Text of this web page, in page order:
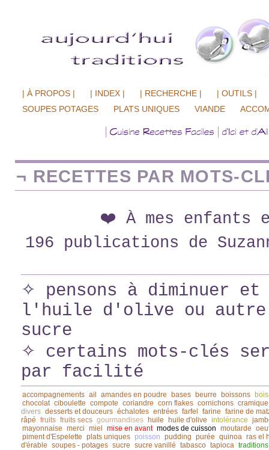
| À PROPOS | | INDEX | | RECHERCHE |
| OUTILS |
SOUPES POTAGES
PLATS UNIQUES VIANDE
¬ RECETTES PAR MOTS-
❤️ À mes enfants
196 publications de
✧ pensons à diminuer
l'huile d'olive ou autre
sucre
✧ certains mots-clés
par facilité
accompagnements ail amandes en poudre bases beurre boissons
chocolat ciboulette compote coriandre corn flakes cornichons cramique
divers desserts et douceurs échalotes entrées farfel farine farine de
râpé fruits fruits secs gourmandises huile huile d'olive intolérance
mayonnaise merci miel mise en avant modes de cuisson moutarde
piment d'Espelette plats uniques poisson pudding purée quinoa ras el
d'érable soupes - potages sucre sucre vanillé tabasco tapioca traditions